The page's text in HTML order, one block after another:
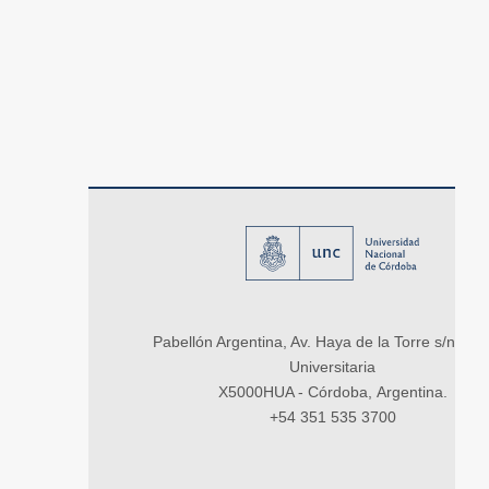
Pabellón Argentina, Av. Haya de la Torre s/n,
Universitaria
X5000HUA - Córdoba, Argentina.
+54 351 535 3700